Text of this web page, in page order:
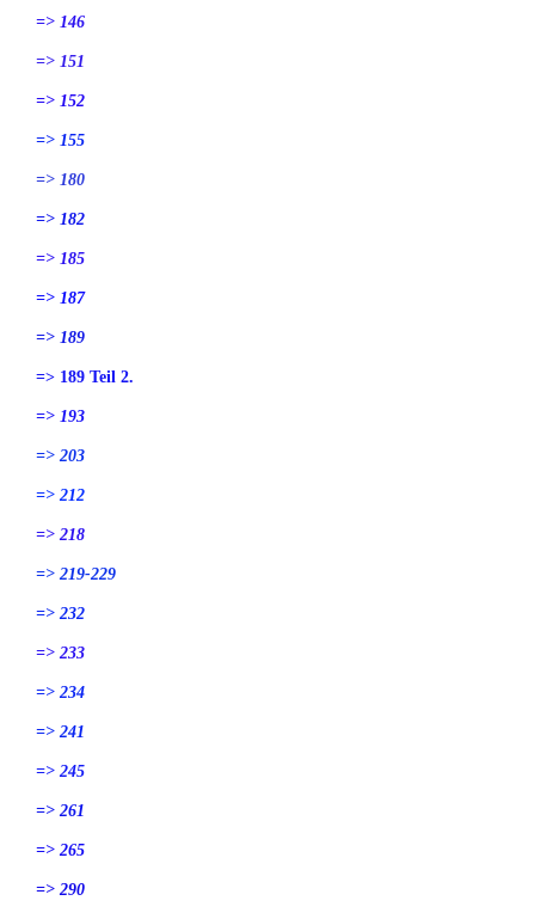
=> 146
=> 151
=> 152
=> 155
=> 180
=> 182
=> 185
=> 187
=> 189
=> 189 Teil 2.
=> 193
=> 203
=> 212
=> 218
=> 219-229
=> 232
=> 233
=> 234
=> 241
=> 245
=> 261
=> 265
=> 290